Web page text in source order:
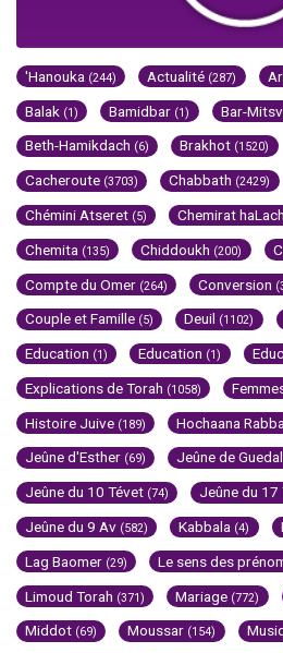
'Hanouka (244) Actualité (287)
Balak (1) Bamidbar (1) Bar-
Beth-Hamikdach (6) Brakhot (1520)
Cacheroute (3703) Chabbath (2429)
Chémini Atseret (5) Chemirat
Chemita (135) Chiddoukh (200)
Compte du Omer (264) Conversion
Couple et Famille (5) Deuil (1102)
Education (1) Education (1)
Explications de Torah (1058)
Histoire Juive (189) Hochaana Rabba
Jeûne d'Esther (69) Jeûne de
Jeûne du 10 Tévet (74) Jeûne du 17
Jeûne du 9 Av (582) Kabbala (4)
Lag Baomer (29) Le sens des
Limoud Torah (371) Mariage (772)
Middot (69) Moussar (154)